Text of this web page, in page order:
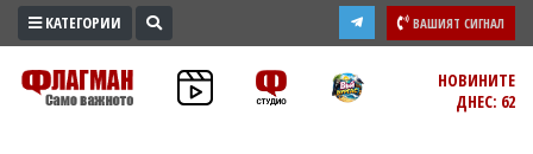
ПРОМО
ЗОНА
КАТЕГОРИИ ВАШИЯТ СИГНАЛ
НОВИНИТЕ
ДНЕС: 62